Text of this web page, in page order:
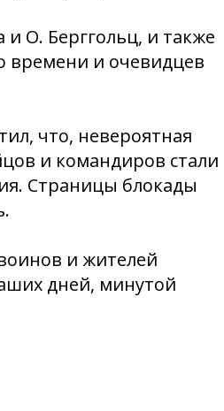
О. Берггольц, и также
времени и очевидцев
что, невероятная
и командиров стали
Страницы блокады
и жителей
дней, минутой